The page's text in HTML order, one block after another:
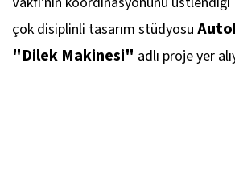
çok disiplinli tasarım stüdyosu
"Dilek Makinesi" adlı proje yer